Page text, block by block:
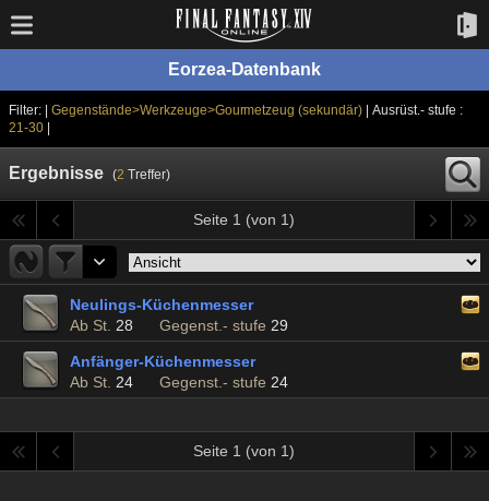
Eorzea-Datenbank
Filter: | Gegenstände>Werkzeuge>Gourmetzeug (sekundär)
| Ausrüst.- stufe :
21-30|
Ergebnisse (2 Treffer)
Seite 1 (von 1)
Neulings-Küchenmesser
Ab St. 28 Gegenst.- stufe 29
Anfänger-Küchenmesser
Ab St. 24 Gegenst.- stufe 24
Seite 1 (von 1)